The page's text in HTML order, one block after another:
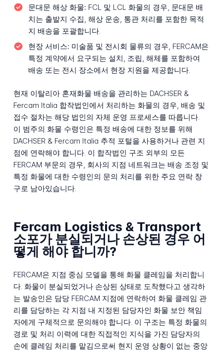
문대문 해상 화물: FCL 및 LCL 화물의 경우, 문대문 배
치는 출발지 수집, 해상 운송, 통관 처리를 포함한 목적
지 배송을 포괄합니다.
현장 서비스: 미술품 및 전시회 물류의 경우, FERCAM은
특정 계약에서 요구되는 설치, 조립, 해체를 포함하여
배송 또는 전시 장소에서 현장 지원을 제공합니다.
현재 이탈리아 혼재화물 배송을 관리하는 DACHSER &
Fercam Italia 합작법인에서 처리하는 화물의 경우, 배송 및
접수 절차는 해당 법인의 자체 운영 프로세스를 따릅니다.
이 범주의 화물 수령인은 특정 배송에 대한 정보를 위해
DACHSER & Fercam Italia 추적 포털을 사용하거나 관련 지
점에 연락해야 합니다. 이 합작법인 구조 외부의 모든
FERCAM 부문의 경우, 회사의 지점 네트워크는 배송 조정 및
특정 화물에 대한 수령인의 문의 처리를 위한 주요 연락 창
구로 남아있습니다.
Fercam Logistics & Transport
소포가 분실되거나 손상된 경우 어
떻게 해야 합니까?
FERCAM은 지점 중심 모델을 통해 화물 클레임을 처리합니
다. 화물이 분실되었거나 손상된 상태로 도착했다고 생각하
는 발송인은 담당 FERCAM 지점에 연락하여 화물 클레임 관
리를 담당하는 각 지점 내 지정된 담당자인 화물 보안 책임
자에게 구체적으로 문의해야 합니다. 이 구조는 특정 화물의
경로 및 처리 이력에 대한 직접적인 지식을 가진 담당자의
손에 클레임 처리를 맡김으로써 현지 운영 상황이 없는 중앙